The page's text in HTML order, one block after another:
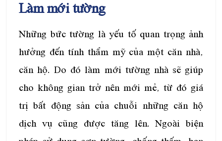
Làm mới tường
Những bức tường là yếu tố quan trọng ảnh
hưởng đến tính thẩm mỹ của một căn nhà,
căn hộ. Do đó làm mới tường nhà sẽ giúp
cho không gian trở nên mới mẻ, từ đó giá
trị bất động sản của chuỗi những căn hộ
dịch vụ cũng được tăng lên. Ngoài biện